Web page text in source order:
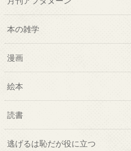
逃げるは恥だが役に立つ
週刊ヤングジャンプ
週刊少年ジャンプ
遊戯王
雑誌